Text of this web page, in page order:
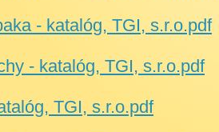
- katalóg, TGI, s.r.o.pdf
- katalóg, TGI, s.r.o.pdf
TGI, s.r.o.pdf